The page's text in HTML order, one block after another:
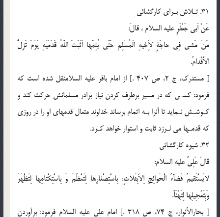
31. تـلاش بـراى كارگشائى
عَنْ اَبى جَعْفَرٍ عليه السلام ، قالَ:
مَنْ مَشى فِى حاجَةٍ لاَِخيهِ الْمُسْلِمِ حَتّى يُتِمَّها اَثْبَتَ اللّهُ قَدَمَيْهِ يَوْمَ تَزِلُّ
الاَْقْدامُ.
[ مستدرك، ج 2، ص 407 .] از امام باقر عليه السلامنقل شده است كه
فرمود: كسـى كه در مسير برطرف كردن نياز برادر مسلمانش حركت كند و
كـوشـش نـمايد تا آنرا بـه اتمام برساند خداوند متعال قدمهاى او را در روزى
كه قدمـها مى لـرزد ثابت و استوار خواهد كـرد.
32. شيوه كارگشائى
قالَ عَلِىٌ عليه السلام:
لايَسْتَقيمُ قَضآءُ الْحَوائِجِ اِلاّبِثَلاثٍ: بِاسْتِصْغارِها لِتَعْظُمَ وَ بِاسْتِكْتامِها لِتَظْهَرَ
وَبِتَعْجِيلِها لِتَهْنَأَ.
[ بحارالأنوار، ج 74، ص 318 .] امام على عليه السلام فرمود: برآوردن